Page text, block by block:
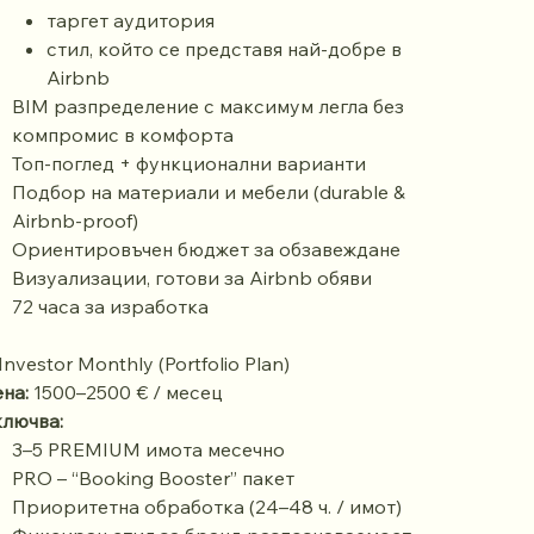
таргет аудитория
стил, който се представя най-добре в
Airbnb
BIM разпределение с максимум легла без
компромис в комфорта
Топ-поглед + функционални варианти
Подбор на материали и мебели (durable &
Airbnb-proof)
Ориентировъчен бюджет за обзавеждане
Визуализации, готови за Airbnb обяви
72 часа за изработка
Monthly (Portfolio Plan)
1500–2500 € / месец
3–5 PREMIUM имота месечно
PRO – “Booking Booster” пакет
Приоритетна обработка (24–48 ч. / имот)